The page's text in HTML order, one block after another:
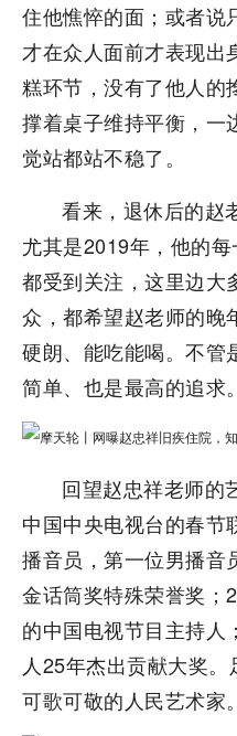
住他憔悴的面；或者说
才在众人面前才表现出
糕环节，没有了他人的
撑着桌子维持平衡，一
觉站都站不稳了。
看来，退休后的赵
尤其是2019年，他的
都受到关注，这里边大
众，都希望赵老师的晚
硬朗、能吃能喝。不管
简单、也是最高的追求。
回望赵忠祥老师的
中国中央电视台的春节
播音员，第一位男播音
金话筒奖特殊荣誉奖；
的中国电视节目主持人
人25年杰出贡献大奖
可歌可敬的人民艺术家。